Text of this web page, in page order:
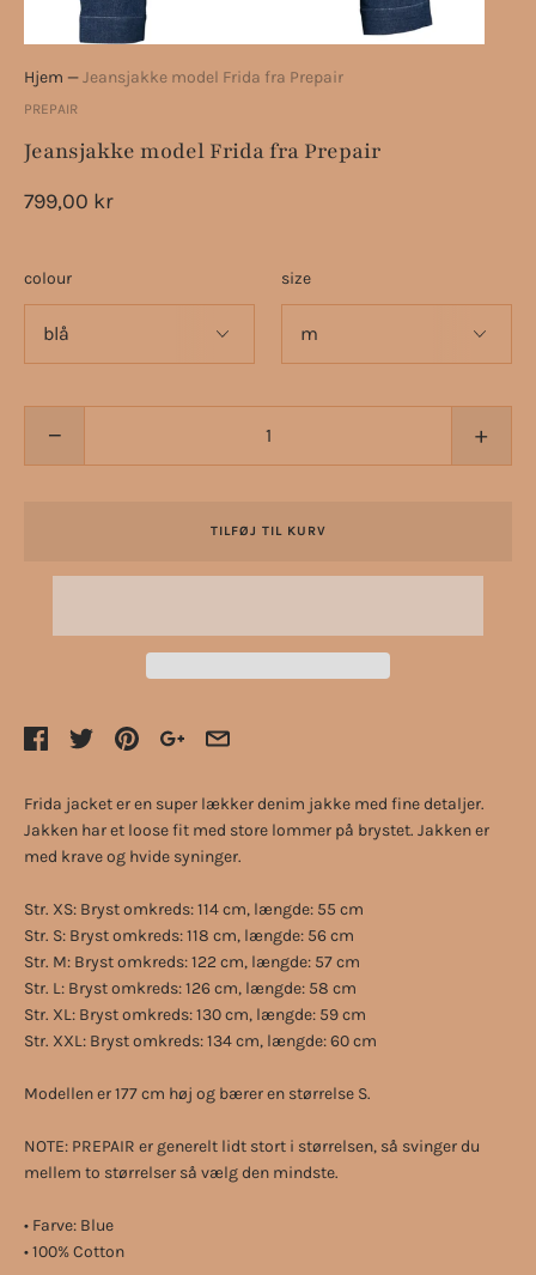
Hjem —Jeansjakke model Frida fra Prepair
PREPAIR
Jeansjakke model Frida fra Prepair
799,00 kr
colour size
− +
TILFØJ TIL KURV
Frida jacket er en super lækker denim jakke med fine detaljer.
Jakken har et loose fit med store lommer på brystet. Jakken er
med krave og hvide syninger.
Str. XS: Bryst omkreds: 114 cm, længde: 55 cm
Str. S: Bryst omkreds: 118 cm, længde: 56 cm
Str. M: Bryst omkreds: 122 cm, længde: 57 cm
Str. L: Bryst omkreds: 126 cm, længde: 58 cm
Str. XL: Bryst omkreds: 130 cm, længde: 59 cm
Str. XXL: Bryst omkreds: 134 cm, længde: 60 cm
Modellen er 177 cm høj og bærer en størrelse S.
NOTE: PREPAIR er generelt lidt stort i størrelsen, så svinger du
mellem to størrelser så vælg den mindste.
• Farve: Blue
• 100% Cotton